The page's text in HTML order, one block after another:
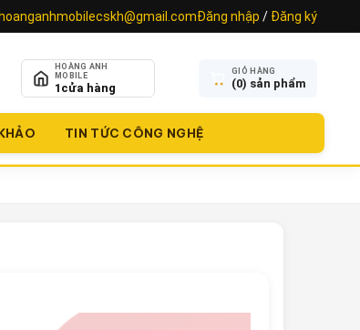
Đăng nhập / Đăng ký
HOÀNG ANH
MOBILE
1 cửa hàng
GIỎ HÀNG
(0) sản phẩm
TIN TỨC CÔNG NGHỆ